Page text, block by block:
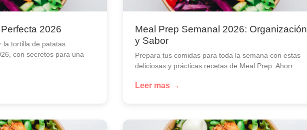
2026
la tortilla de patatas
con secretos para una
Meal Prep Semanal 2026: Organización
y Sabor
Prepara tus comidas para toda la semana con estas
deliciosas y prácticas recetas de Meal Prep. Ahorr...
Leer mas →